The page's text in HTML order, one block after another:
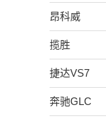
昂科威
揽胜
捷达VS7
奔驰GLC